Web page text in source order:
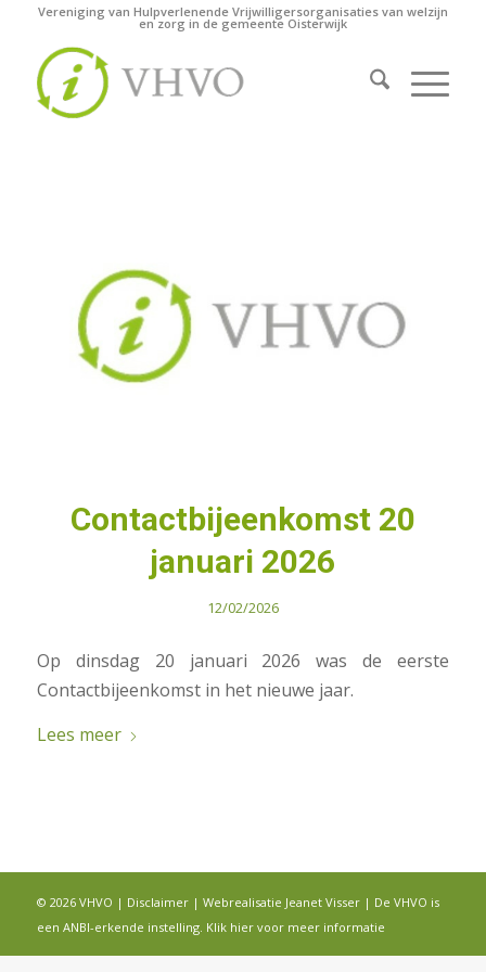
Vereniging van Hulpverlenende Vrijwilligersorganisaties van welzijn
en zorg in de gemeente Oisterwijk
Contactbijeenkomst 20
januari 2026
12/02/2026
Op dinsdag 20 januari 2026 was de eerste
Contactbijeenkomst in het nieuwe jaar.
Lees meer
© 2026 VHVO | Disclaimer| Webrealisatie Jeanet Visser| De VHVO is
een ANBI-erkende instelling. Klik hier voor meer informatie